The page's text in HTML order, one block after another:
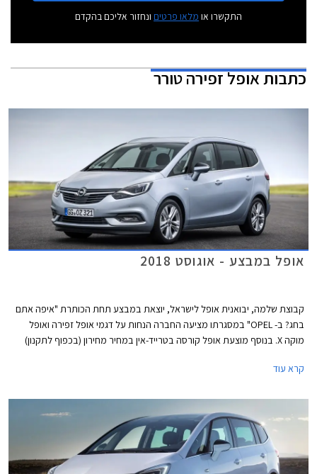
התקשרו או מלאו פרטים ונחזור אליכם בהקדם
כתבותאופל זפירה טורר
אופל במבצע - אוגוסט 2018
קבוצת שלמה, יבואנית אופל לישראל, יוצאת במבצע תחת הכותרת "איפה אתם
בחג? ב- OPEL" במסגרתו מציעה החברה הנחות על דגמי אופל זפירה ואופל
מוקה X. בנוסף מוצעת אופל קורסה בטרייד-אין במחיר מחירון (בכפוף לתקנון)
קרא עוד